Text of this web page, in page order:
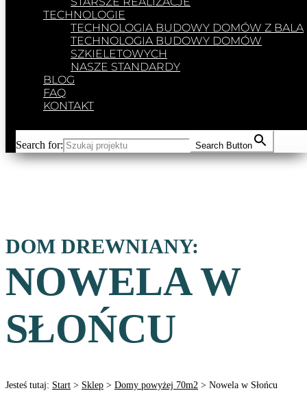
TECHNOLOGIE
TECHNOLOGIA BUDOWY DOMÓW Z BALA
TECHNOLOGIA BUDOWY DOMÓW
SZKIELETOWYCH
NASZE STANDARDY
BLOG
FAQ
KONTAKT
Search for: Search Button
DOM DREWNIANY:
NOWELA W
SŁOŃCU
Jesteś tutaj: Start > Sklep > Domy powyżej 70m2 > Nowela w Słońcu